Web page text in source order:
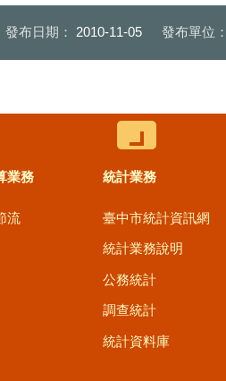
發布日期： 2010-11-05 發布單位：
業務
流
統計業務
臺中市統計資訊網
統計業務說明
公務統計
調查統計
統計資料庫